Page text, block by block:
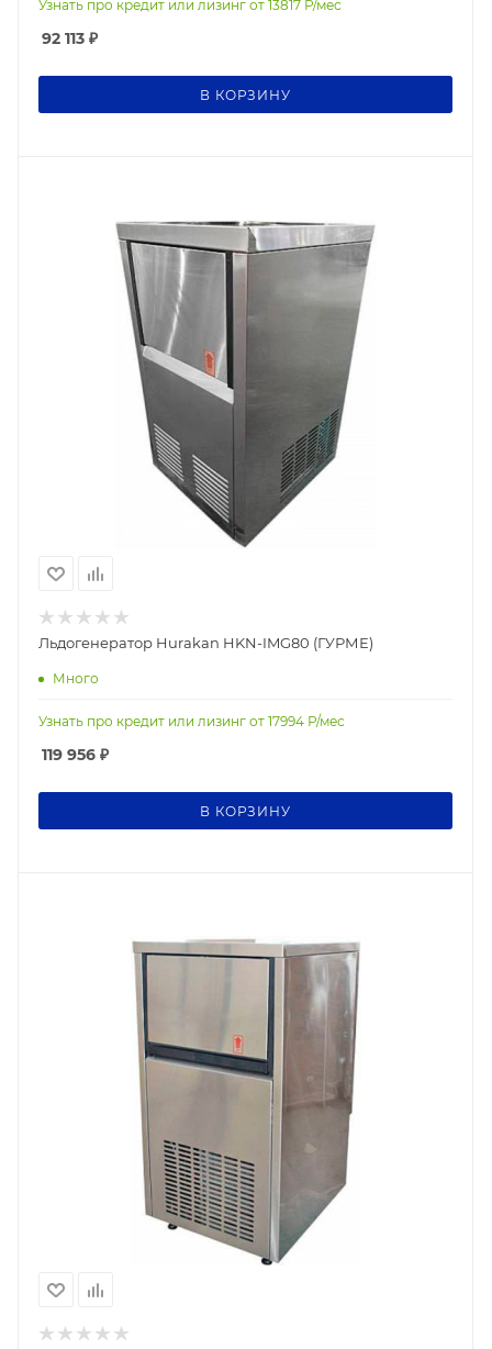
Узнать про кредит или лизинг от 13817 Р/мес
92 113 ₽
В КОРЗИНУ
Льдогенератор Hurakan HKN-IMG80 (ГУРМЕ)
Много
Узнать про кредит или лизинг от 17994 Р/мес
119 956 ₽
В КОРЗИНУ